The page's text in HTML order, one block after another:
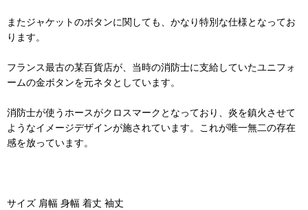
またジャケットのボタンに関しても、かなり特別な仕様となってお
ります。
フランス最古の某百貨店が、当時の消防士に支給していたユニフォ
ームの金ボタンを元ネタとしています。
消防士が使うホースがクロスマークとなっており、炎を鎮火させて
ようなイメージデザインが施されています。これが唯一無二の存在
感を放っています。
サイズ 肩幅 身幅 着丈 袖丈